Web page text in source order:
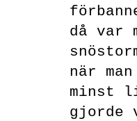
då var
när
minst
gjorde